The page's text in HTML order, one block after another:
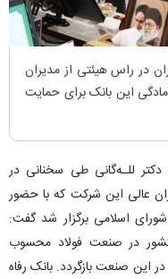
در راس هیئتی از مدیران
این بانک برای حمایت
دکتر للـه‌گانی طی سخنانی در
عالی این شرکت که با حضور
اسلامی برگزار شد گفت:
در صنعت فولاد محسوب
این صنعت بازگردد. بانک رفاه